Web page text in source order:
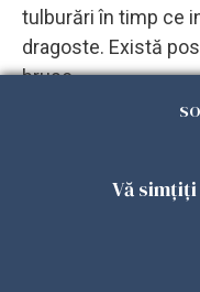
tulburări în timp ce
dragoste. Există
brusc.
există posibilități
grave. Tulburările
ajutor medical
Vă